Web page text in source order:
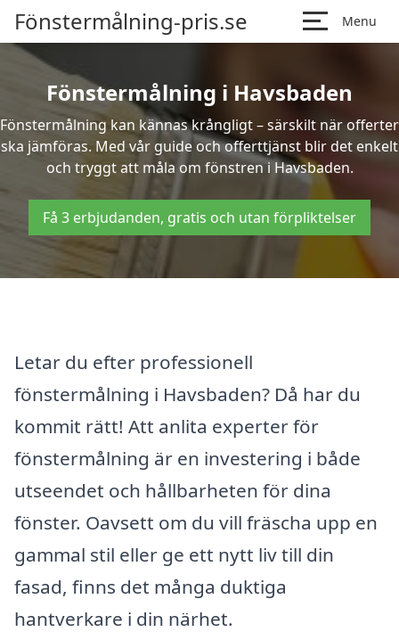
Fönstermålning-pris.se Menu
Fönstermålning i Havsbaden
Fönstermålning kan kännas krångligt – särskilt när offerter
ska jämföras. Med vår guide och offerttjänst blir det enkelt
och tryggt att måla om fönstren i Havsbaden.
Få 3 erbjudanden, gratis och utan förpliktelser
Letar du efter professionell
fönstermålning i Havsbaden? Då har du
kommit rätt! Att anlita experter för
fönstermålning är en investering i både
utseendet och hållbarheten för dina
fönster. Oavsett om du vill fräscha upp en
gammal stil eller ge ett nytt liv till din
fasad, finns det många duktiga
hantverkare i din närhet.